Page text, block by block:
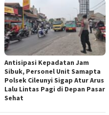
Antisipasi Kepadatan Jam
Sibuk, Personel Unit Samapta
Polsek Cileunyi Sigap Atur Arus
Lalu Lintas Pagi di Depan Pasar
Sehat